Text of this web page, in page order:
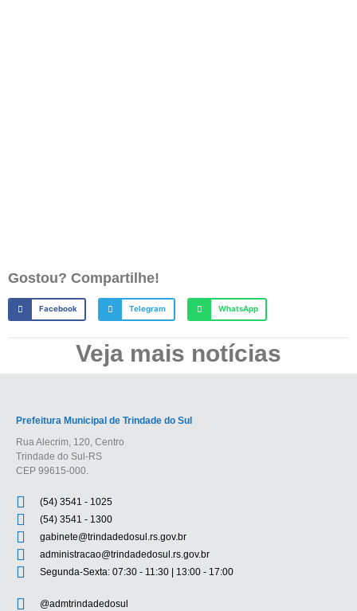
Gostou? Compartilhe!
Facebook Telegram WhatsApp
Veja mais notícias
Prefeitura Municipal de Trindade do Sul
Rua Alecrim, 120, Centro
Trindade do Sul-RS
CEP 99615-000.
(54) 3541 - 1025
(54) 3541 - 1300
gabinete@trindadedosul.rs.gov.br
administracao@trindadedosul.rs.gov.br
Segunda-Sexta: 07:30 - 11:30 | 13:00 - 17:00
@admtrindadedosul